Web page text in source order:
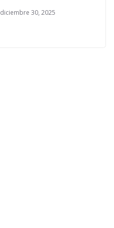
diciembre 30, 2025